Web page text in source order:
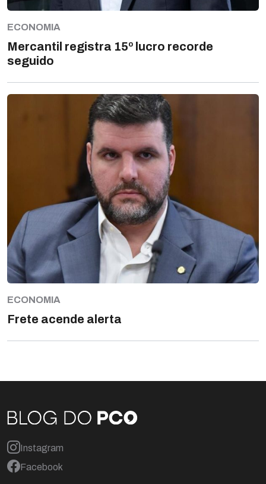
ECONOMIA
Mercantil registra 15º lucro recorde
seguido
ECONOMIA
Frete acende alerta
Instagram
Facebook